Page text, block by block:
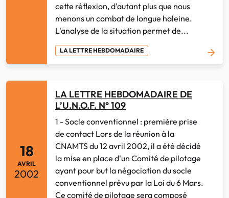
cette réflexion, d'autant plus que nous
menons un combat de longue haleine.
L'analyse de la situation permet de...
LA LETTRE HEBDOMADAIRE
18
AVRIL
2002
LA LETTRE HEBDOMADAIRE DE
L’U.N.O.F. N° 109
1 - Socle conventionnel : première prise
de contact Lors de la réunion à la
CNAMTS du 12 avril 2002, il a été décidé
la mise en place d'un Comité de pilotage
ayant pour but la négociation du socle
conventionnel prévu par la Loi du 6 Mars.
Ce comité de pilotage sera composé